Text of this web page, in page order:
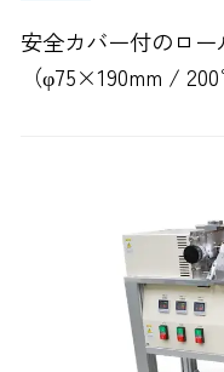
安全カバー付のロ
（φ75×190mm /